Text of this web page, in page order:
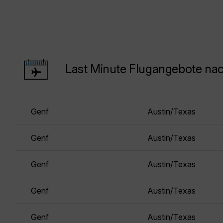
Last Minute Flugangebote
Genf Austin/Texas
Genf Austin/Texas
Genf Austin/Texas
Genf Austin/Texas
Genf Austin/Texas